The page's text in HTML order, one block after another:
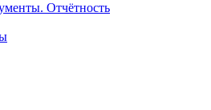
Отчётность